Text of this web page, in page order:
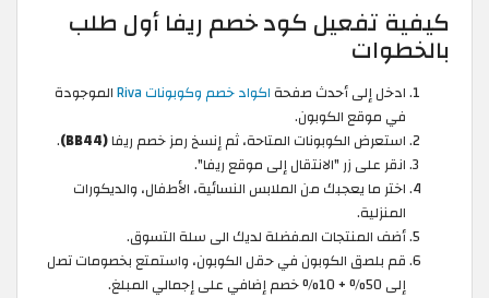
كيفية تفعيل كود خصم ريفا أول طلب
بالخطوات
ادخل إلى أحدث صفحة اكواد خصم وكوبونات Riva
الموجودة
في موقع الكوبون.
استعرض الكوبونات المتاحة، ثم إنسخ رمز خصم ريفا(BB44)
.
انقر على زر "الانتقال إلى موقع ريفا".
اختر ما يعجبك من الملابس النسائية، الأطفال، والديكورات
المنزلية.
أضف المنتجات المفضلة لديك الى سلة التسوق.
قم بلصق الكوبون في حقل الكوبون، واستمتع بخصومات تصل
إلى 50% + 10% خصم إضافي على إجمالي المبلغ.